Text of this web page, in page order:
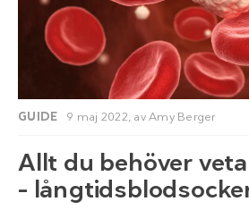
GUIDE 9 maj 2022, avAmy Berger
Allt du behöver
–